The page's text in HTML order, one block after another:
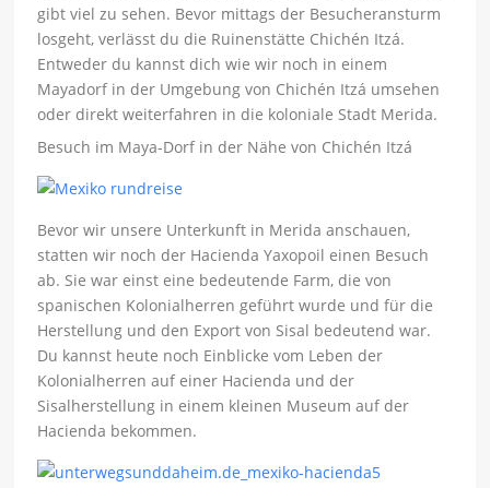
gibt viel zu sehen. Bevor mittags der Besucheransturm
losgeht, verlässt du die Ruinenstätte Chichén Itzá.
Entweder du kannst dich wie wir noch in einem
Mayadorf in der Umgebung von Chichén Itzá umsehen
oder direkt weiterfahren in die koloniale Stadt Merida.
Besuch im Maya-Dorf in der Nähe von Chichén Itzá
Bevor wir unsere Unterkunft in Merida anschauen,
statten wir noch der Hacienda Yaxopoil einen Besuch
ab. Sie war einst eine bedeutende Farm, die von
spanischen Kolonialherren geführt wurde und für die
Herstellung und den Export von Sisal bedeutend war.
Du kannst heute noch Einblicke vom Leben der
Kolonialherren auf einer Hacienda und der
Sisalherstellung in einem kleinen Museum auf der
Hacienda bekommen.